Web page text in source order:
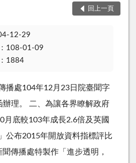
回上一頁
12-29
108-01-09
1884
播處104年12月23日院臺聞字
理。 二、為讓各界瞭解政府
月底較103年成長2.6倍及英國
公布2015年開放資料指標評比
傳播處特製作「進步透明，